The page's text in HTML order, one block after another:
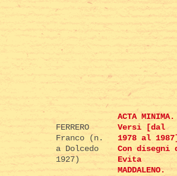
FERRERO
Franco (n.
a Dolcedo
1927)
ACTA MINIMA.
Versi [dal
1978 al
Con disegni
Evita
MADDALENO.